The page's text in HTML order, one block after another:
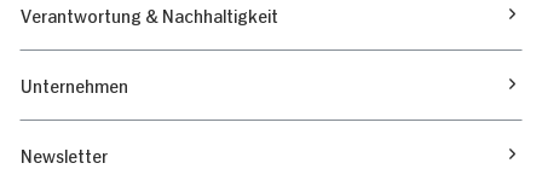
Verantwortung & Nachhaltigkeit
Unternehmen
Newsletter